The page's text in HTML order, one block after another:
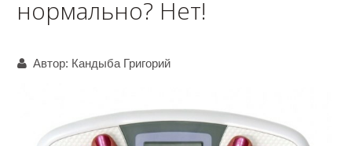
нормально? Нет!
Автор: Кандыба Григорий